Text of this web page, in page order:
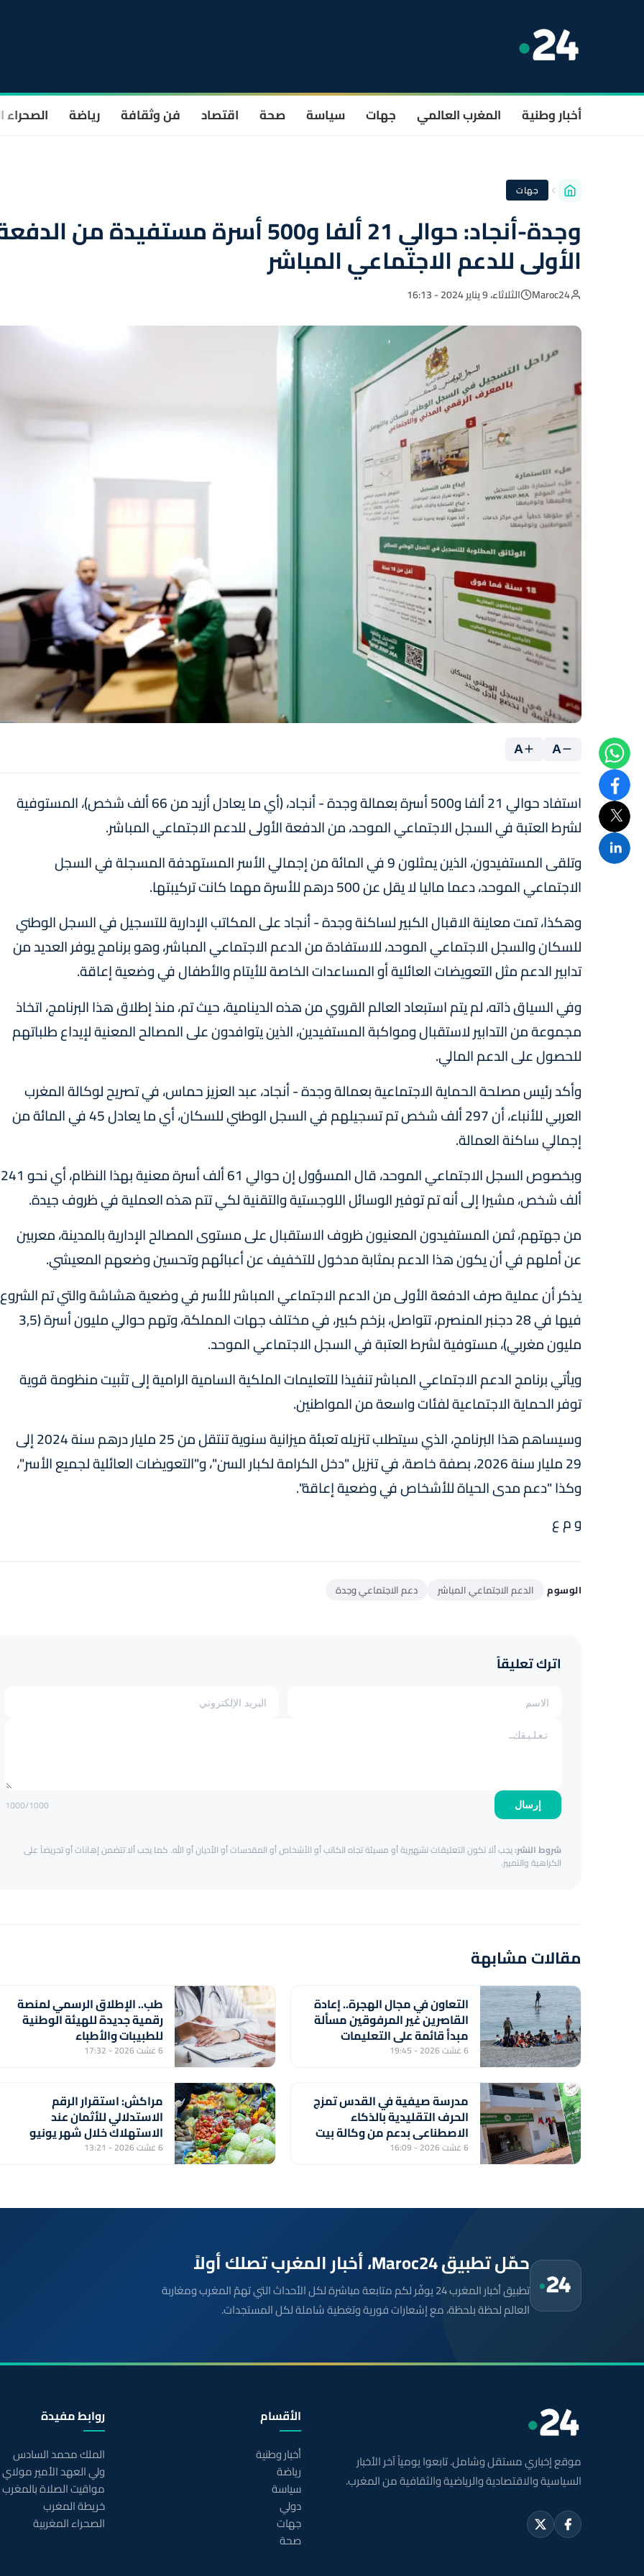
أخبار وطنية المغرب العالمي جهات سياسة صحة اقتصاد فن وثقافة رياضة الصحراء
جهات
وجدة-أنجاد: حوالي 21 ألفا و500 أسرة مستفيدة من
الأولى للدعم الاجتماعي المباشر
Maroc24 الثلاثاء، 9 يناير 2024 - 16:13
A
A
استفاد حوالي 21 ألفا و500 أسرة بعمالة وجدة - أنجاد، (أي ما يعادل أزيد من 66 ألف شخص)، المستوفية
لشرط العتبة في السجل الاجتماعي الموحد، من الدفعة الأولى للدعم الاجتماعي المباشر.
وتلقى المستفيدون، الذين يمثلون 9 في المائة من إجمالي الأسر المستهدفة المسجلة في السجل
الاجتماعي الموحد، دعما ماليا لا يقل عن 500 درهم للأسرة مهما كانت تركيبتها.
وهكذا، تمت معاينة الاقبال الكبير لساكنة وجدة - أنجاد على المكاتب الإدارية للتسجيل في السجل الوطني
للسكان والسجل الاجتماعي الموحد، للاستفادة من الدعم الاجتماعي المباشر، وهو برنامج يوفر العديد من
تدابير الدعم مثل التعويضات العائلية أو المساعدات الخاصة للأيتام والأطفال في وضعية إعاقة.
وفي السياق ذاته، لم يتم استبعاد العالم القروي من هذه الدينامية، حيث تم، منذ إطلاق هذا البرنامج، اتخاذ
مجموعة من التدابير لاستقبال ومواكبة المستفيدين، الذين يتوافدون على المصالح المعنية لإيداع طلباتهم
للحصول على الدعم المالي.
وأكد رئيس مصلحة الحماية الاجتماعية بعمالة وجدة - أنجاد، عبد العزيز حماس، في تصريح لوكالة المغرب
العربي للأنباء، أن 297 ألف شخص تم تسجيلهم في السجل الوطني للسكان، أي ما يعادل 45 في المائة من
إجمالي ساكنة العمالة.
وبخصوص السجل الاجتماعي الموحد، قال المسؤول إن حوالي 61 ألف أسرة معنية بهذا النظام، أي نحو 241
ألف شخص، مشيرا إلى أنه تم توفير الوسائل اللوجستية والتقنية لكي تتم هذه العملية في ظروف جيدة.
من جهتهم، ثمن المستفيدون المعنيون ظروف الاستقبال على مستوى المصالح الإدارية بالمدينة، معربين
عن أملهم في أن يكون هذا الدعم بمثابة مدخول للتخفيف عن أعبائهم وتحسين وضعهم المعيشي.
يذكر أن عملية صرف الدفعة الأولى من الدعم الاجتماعي المباشر للأسر في وضعية هشاشة والتي تم الشروع
فيها في 28 دجنبر المنصرم، تتواصل، بزخم كبير، في مختلف جهات المملكة، وتهم حوالي مليون أسرة (3,5
مليون مغربي)، مستوفية لشرط العتبة في السجل الاجتماعي الموحد.
ويأتي برنامج الدعم الاجتماعي المباشر تنفيذا للتعليمات الملكية السامية الرامية إلى تثبيت منظومة قوية
توفر الحماية الاجتماعية لفئات واسعة من المواطنين.
وسيساهم هذا البرنامج، الذي سيتطلب تنزيله تعبئة ميزانية سنوية تنتقل من 25 مليار درهم سنة 2024 إلى
29 مليار سنة 2026، بصفة خاصة، في تنزيل "دخل الكرامة لكبار السن"، و"التعويضات العائلية لجميع الأسر"،
وكذا "دعم مدى الحياة للأشخاص في وضعية إعاقة".
و م ع
الوسوم الدعم الاجتماعي المباشر دعم الاجتماعي وجدة
اترك تعليقاً
إرسال 1000/1000
شروط النشر:يجب ألا تكون التعليقات تشهيرية أو مسيئة تجاه الكاتب أو الأشخاص أو المقدسات أو الأديان أو الله. كما يجب ألا تتضمن إهانات أو تحريضاً على
الكراهية والتمييز.
مقالات مشابهة
التعاون في مجال الهجرة.. إعادة
القاصرين غير المرفوقين مسألة
مبدأ قائمة على التعليمات
الملكية السامية (مصدر
6 غشت 2026 - 19:45
طب.. الإطلاق الرسمي لمنصة
رقمية جديدة للهيئة الوطنية
للطبيبات والأطباء
6 غشت 2026 - 17:32
مدرسة صيفية في القدس تمزج
الحرف التقليدية بالذكاء
الاصطناعي بدعم من وكالة بيت
مال القدس الشريف
6 غشت 2026 - 16:09
مراكش: استقرار الرقم
الاستدلالي للأثمان عند
الاستهلاك خلال شهر يونيو
الماضي (مندوبية)
6 غشت 2026 - 13:21
حمّل تطبيق Maroc24، أخبار المغرب تصلك أولاً
تطبيق أخبار المغرب 24 يوفّر لكم متابعة مباشرة لكل الأحداث التي تهمّ المغرب ومغاربة
العالم لحظة بلحظة، مع إشعارات فورية وتغطية شاملة لكل المستجدات.
موقع إخباري مستقل وشامل. تابعوا يومياً آخر الأخبار
السياسية والاقتصادية والرياضية والثقافية من المغرب.
الأقسام
أخبار وطنية
رياضة
سياسة
دولي
جهات
صحة
روابط مفيدة
الملك محمد السادس
ولي العهد الأمير
مواقيت الصلاة بالمغرب
خريطة المغرب
الصحراء المغربية